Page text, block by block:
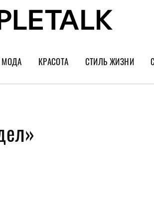
МОДА
Тренды
Украшения и часы
КРАСОТА
Уход за лицом
СТИЛЬ ЖИЗНИ
Культура